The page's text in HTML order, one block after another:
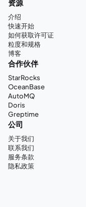
资源
介绍
快速开始
如何获取许可证
粒度和规格
博客
合作伙伴
StarRocks
OceanBase
AutoMQ
Doris
Greptime
公司
关于我们
联系我们
服务条款
隐私政策